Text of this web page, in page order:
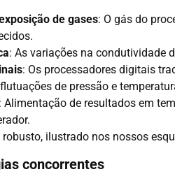
de gases: O gás do
: As variações na condutividade
: Os processadores digitais
de pressão e
: Alimentação de resultados em
ilustrado nos nossos
concorrentes